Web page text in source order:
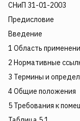
СНиП 31-01-2003
Предисловие
Введение
1 Область
2 Нормативные
3 Термины и
4 Общие положения
5 Требования к